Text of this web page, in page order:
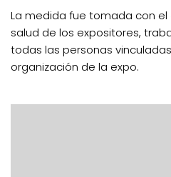
La medida fue tomada con
salud de los expositores,
todas las personas
organización de la expo.